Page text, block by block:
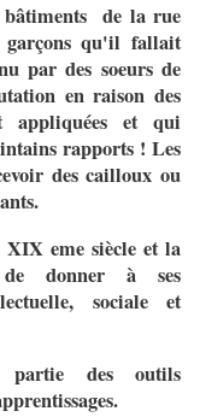
bâtiments de la rue
garçons qu'il fallait
par des soeurs de
en raison des
appliquées et qui
rapports ! Les
des cailloux ou
XIX eme siècle et la
de donner à ses
sociale et
partie des outils